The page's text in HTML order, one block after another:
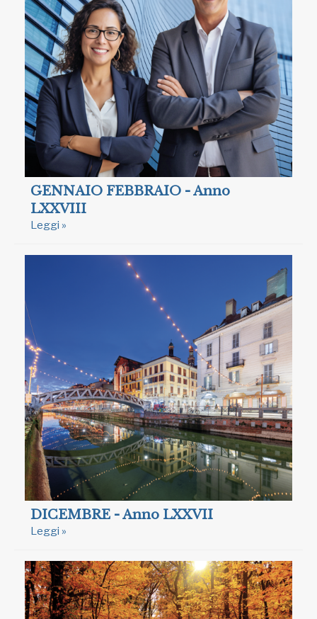
GENNAIO FEBBRAIO - Anno
LXXVIII
Leggi »
DICEMBRE - Anno LXXVII
Leggi »